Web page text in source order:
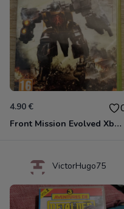
4.90 €
Front Mission Evolved Xbox 360
VictorHugo75